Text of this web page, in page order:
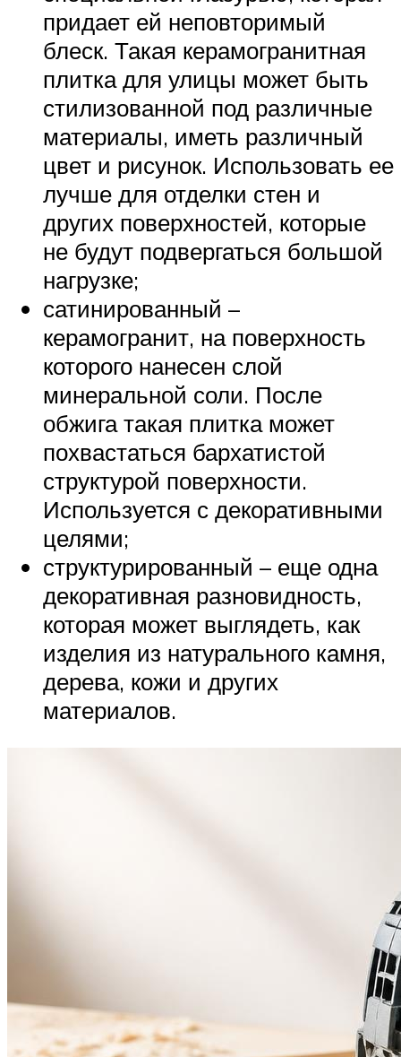
придает ей неповторимый
блеск. Такая керамогранитная
плитка для улицы может быть
стилизованной под различные
материалы, иметь различный
цвет и рисунок. Использовать ее
лучше для отделки стен и
других поверхностей, которые
не будут подвергаться большой
нагрузке;
сатинированный –
керамогранит, на поверхность
которого нанесен слой
минеральной соли. После
обжига такая плитка может
похвастаться бархатистой
структурой поверхности.
Используется с декоративными
целями;
структурированный – еще одна
декоративная разновидность,
которая может выглядеть, как
изделия из натурального камня,
дерева, кожи и других
материалов.